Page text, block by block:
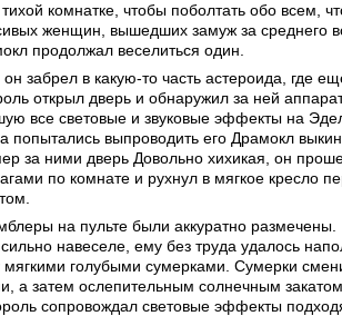
комнатке, чтобы поболтать обо всем,
женщин, вышедших замуж за среднего
продолжал веселиться один.
забрел в какую-то часть астероида, где
открыл дверь и обнаружил за ней
все световые и звуковые эффекты на
попытались выпроводить его Драмокл
за ними дверь Довольно хихикая, он
по комнате и рухнул в мягкое кресло
на пульте были аккуратно размечены.
навеселе, ему без труда удалось
мягкими голубыми сумерками. Сумерки
а затем ослепительным солнечным
сопровождал световые эффекты